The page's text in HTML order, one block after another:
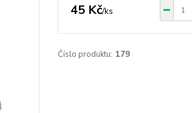
45 Kč/ks
Číslo produktu: 179